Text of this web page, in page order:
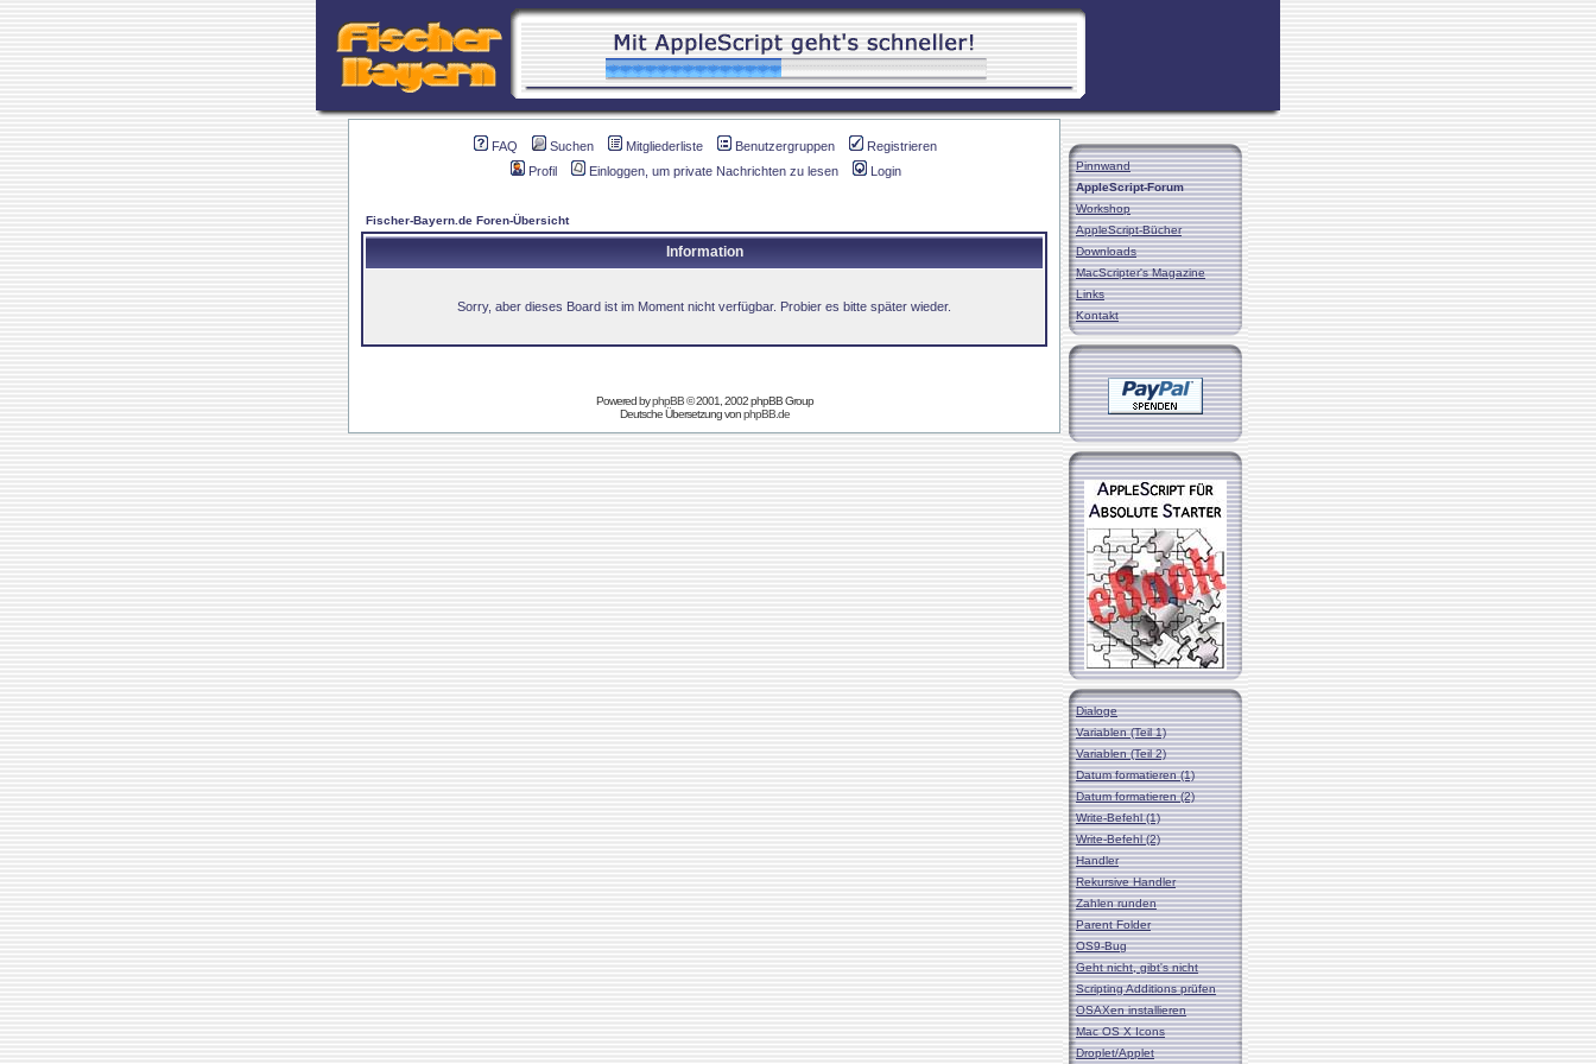
FAQ Suchen Mitgliederliste Benutzergruppen
Registrieren
Profil
Einloggen, um private Nachrichten zu lesen Login
Fischer-Bayern.de Foren-Übersicht
Information
Sorry, aber dieses Board ist im Moment nicht verfügbar. Probier es bitte später wieder.
Powered byphpBB© 2001, 2002 phpBB Group
Deutsche Übersetzung vonphpBB.de
Pinnwand
AppleScript-Forum
Workshop
AppleScript-Bücher
Downloads
MacScripter's Magazine
Links
Kontakt
Dialoge
Variablen (Teil 1)
Variablen (Teil 2)
Datum formatieren (1)
Datum formatieren (2)
Write-Befehl (1)
Write-Befehl (2)
Handler
Rekursive Handler
Zahlen runden
Parent Folder
OS9-Bug
Geht nicht, gibt's nicht
Scripting Additions prüfen
OSAXen installieren
Mac OS X Icons
Droplet/Applet